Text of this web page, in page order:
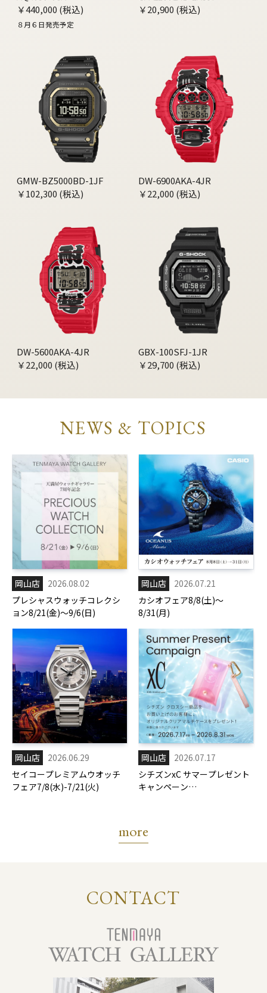
￥440,000 (税込)
８月６日発売予定
￥20,900 (税込)
GMW-BZ5000BD-1JF
￥102,300 (税込)
DW-6900AKA-4JR
￥22,000 (税込)
DW-5600AKA-4JR
￥22,000 (税込)
GBX-100SFJ-1JR
￥29,700 (税込)
NEWS & TOPICS
岡山店
2026.08.02
プレシャスウォッチコレクシ
ョン8/21(金)～9/6(日)
岡山店
2026.07.21
カシオフェア8/8(土)～
8/31(月)
岡山店
2026.06.29
セイコープレミアムウオッチ
フェア7/8(水)-7/21(火)
岡山店
2026.07.17
シチズンxC サマープレゼント
キャンペーン
more
CONTACT